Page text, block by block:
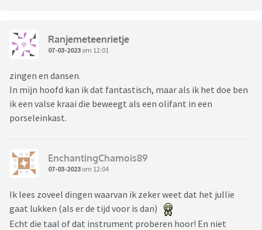
Ranjemeteenrietje
07-03-2023 om 12:01
zingen en dansen.
In mijn hoofd kan ik dat fantastisch, maar als ik het doe ben
ik een valse kraai die beweegt als een olifant in een
porseleinkast.
EnchantingChamois89
07-03-2023 om 12:04
Ik lees zoveel dingen waarvan ik zeker weet dat het jullie
gaat lukken (als er de tijd voor is dan)
Echt die taal of dat instrument proberen hoor! En niet